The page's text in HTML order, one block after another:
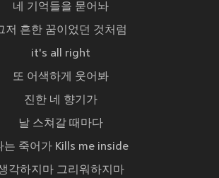
네 기억들을 묻어놔
저 흔한 꿈이었던 것처럼
it's all right
또 어색하게 웃어봐
진한 네 향기가
날 스쳐갈 때마다
는 죽어가 Kills me inside
각하지마 그리워하지마